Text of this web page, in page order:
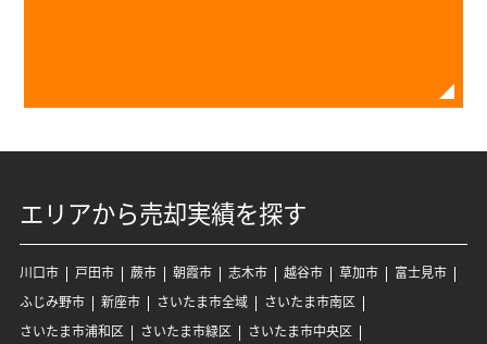
エリアから売却実績を探す
川口市 戸田市 蕨市 朝霞市 志木市 越谷市 草加市
富士見市
ふじみ野市
新座市 さいたま市全域
さいたま市南区
さいたま市浦和区
さいたま市緑区
さいたま市中央区